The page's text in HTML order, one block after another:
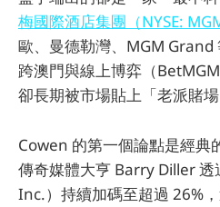
梅國際酒店集團（NYSE:
歐、曼德勒灣、MGM Grand
跨澳門與線上博弈（
卻長期被市場貼上「老派賭場
Cowen 的第一個論點是經
傳奇媒體大亨 Barry Diller 透
Inc.）持續加碼至超過 26%